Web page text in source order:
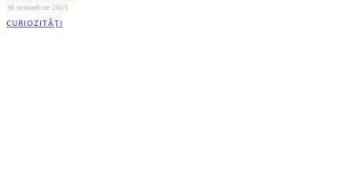
30 octombrie 2023
CURIOZITĂȚI